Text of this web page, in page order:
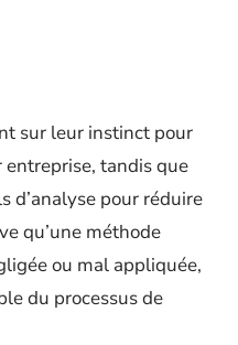
sur leur instinct pour
tandis que
d’analyse pour réduire
qu’une méthode
ou mal appliquée,
du processus de